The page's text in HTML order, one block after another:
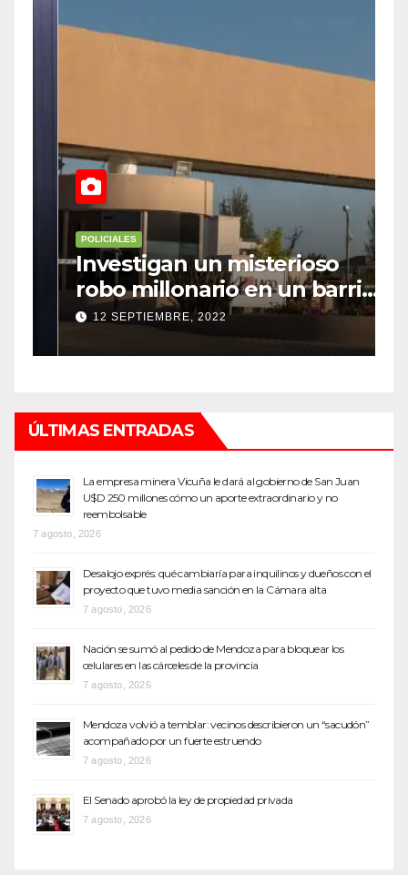
POLICIALES
Investigan un misterioso
robo millonario en un barrio
top de Maipú
12 SEPTIEMBRE, 2022
ÚLTIMAS ENTRADAS
La empresa minera Vicuña le dará al gobierno de San Juan
U$D 250 millones cómo un aporte extraordinario y no
reembolsable
7 agosto, 2026
Desalojo exprés: qué cambiaría para inquilinos y dueños con el
proyecto que tuvo media sanción en la Cámara alta
7 agosto, 2026
Nación se sumó al pedido de Mendoza para bloquear los
celulares en las cárceles de la provincia
7 agosto, 2026
Mendoza volvió a temblar: vecinos describieron un “sacudón”
acompañado por un fuerte estruendo
7 agosto, 2026
El Senado aprobó la ley de propiedad privada
7 agosto, 2026